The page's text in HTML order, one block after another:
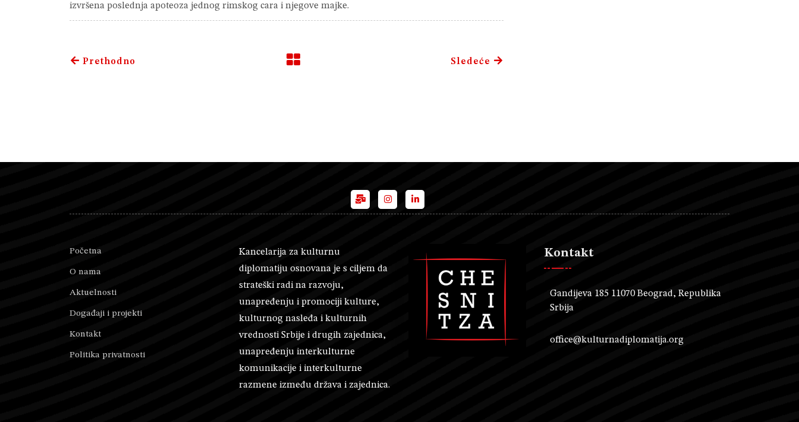
izvršena poslednja apoteoza jednog rimskog cara i njegove majke.
Prethodno Sledeće
Početna
O nama
Aktuelnosti
Događaji i projekti
Kontakt
Politika privatnosti
Kancelarija za kulturnu
diplomatiju osnovana je s ciljem da
strateški radi na razvoju,
unapređenju i promociji kulture,
kulturnog nasleđa i kulturnih
vrednosti Srbije i drugih zajednica,
unapređenju interkulturne
komunikacije i interkulturne
razmene između država i zajednica.
Kontakt
Gandijeva 185 11070 Beograd, Republika
Srbija
office@kulturnadiplomatija.org